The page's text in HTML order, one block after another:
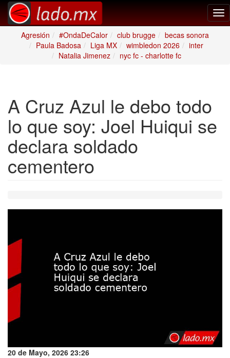
Agresión
#OndaDeCalor club brugge
becas sonora
Paula Badosa
Liga MX wimbledon 2026
inter
Natalia Jimenez
nyc fc - charlotte fc
A Cruz Azul le debo todo
lo que soy: Joel Huiqui se
declara soldado
cementero
20 de Mayo, 2026 23:26